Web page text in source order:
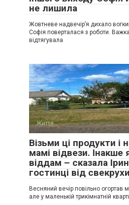
не лишила
Жовтневе надвечір’я дихало
Софія поверталася з роботи.
відтягувала
Життя
Візьми ці продукти і
мамі відвези. Інакше
віддам – сказала
гостинці від
Весняний вечір повільно огортав
але у маленькій трикімнатній